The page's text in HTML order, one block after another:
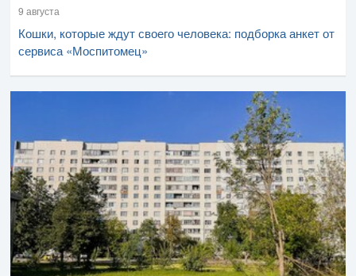
9 августа
Кошки, которые ждут своего человека: подборка анкет от
сервиса «Моспитомец»